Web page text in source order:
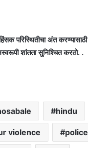
परिस्थितीचा अंत करण्यासाठी
शांतता सुनिश्चित करतो. .
hindu
violence police